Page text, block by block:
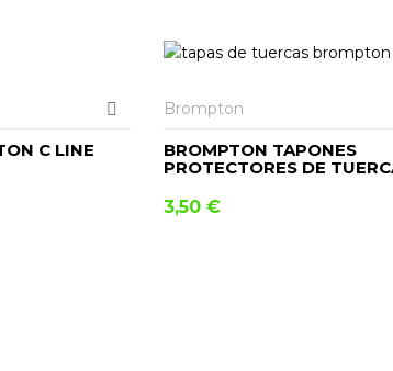
C LINE
Brompton
BROMPTON TAPONES
PROTECTORES DE
3,50 €